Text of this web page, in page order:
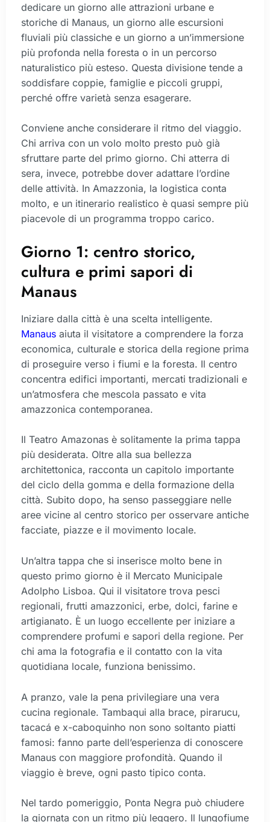
dedicare un giorno alle attrazioni urbane e
storiche di Manaus, un giorno alle escursioni
fluviali più classiche e un giorno a un’immersione
più profonda nella foresta o in un percorso
naturalistico più esteso. Questa divisione tende a
soddisfare coppie, famiglie e piccoli gruppi,
perché offre varietà senza esagerare.
Conviene anche considerare il ritmo del viaggio.
Chi arriva con un volo molto presto può già
sfruttare parte del primo giorno. Chi atterra di
sera, invece, potrebbe dover adattare l’ordine
delle attività. In Amazzonia, la logistica conta
molto, e un itinerario realistico è quasi sempre più
piacevole di un programma troppo carico.
Giorno 1: centro storico,
cultura e primi sapori di
Manaus
Iniziare dalla città è una scelta intelligente.
Manaus aiuta il visitatore a comprendere la forza
economica, culturale e storica della regione prima
di proseguire verso i fiumi e la foresta. Il centro
concentra edifici importanti, mercati tradizionali e
un’atmosfera che mescola passato e vita
amazzonica contemporanea.
Il Teatro Amazonas è solitamente la prima tappa
più desiderata. Oltre alla sua bellezza
architettonica, racconta un capitolo importante
del ciclo della gomma e della formazione della
città. Subito dopo, ha senso passeggiare nelle
aree vicine al centro storico per osservare antiche
facciate, piazze e il movimento locale.
Un’altra tappa che si inserisce molto bene in
questo primo giorno è il Mercato Municipale
Adolpho Lisboa. Qui il visitatore trova pesci
regionali, frutti amazzonici, erbe, dolci, farine e
artigianato. È un luogo eccellente per iniziare a
comprendere profumi e sapori della regione. Per
chi ama la fotografia e il contatto con la vita
quotidiana locale, funziona benissimo.
A pranzo, vale la pena privilegiare una vera
cucina regionale. Tambaqui alla brace, pirarucu,
tacacá e x-caboquinho non sono soltanto piatti
famosi: fanno parte dell’esperienza di conoscere
Manaus con maggiore profondità. Quando il
viaggio è breve, ogni pasto tipico conta.
Nel tardo pomeriggio, Ponta Negra può chiudere
la giornata con un ritmo più leggero. Il lungofiume